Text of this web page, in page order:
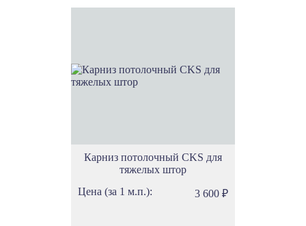
Карниз потолочный CKS для
тяжелых штор
Цена (за 1 м.п.):
3 600 ₽